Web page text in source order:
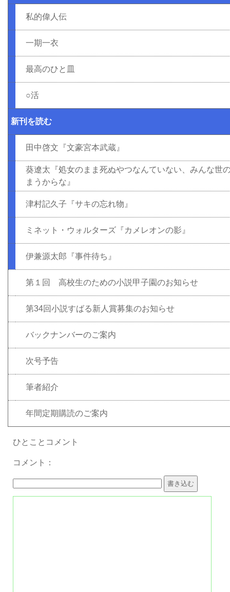
私的偉人伝
一期一衣
最高のひと皿
○活
新刊を読む
田中啓文『文豪宮本武蔵』
葵遼太『処女のまま死ぬやつなんていない、みんな世
まうからな』
津村記久子『サキの忘れ物』
ミネット・ウォルターズ『カメレオンの影』
伊兼源太郎『事件待ち』
第１回 高校生のための小説甲子園のお知らせ
第34回小説すばる新人賞募集のお知らせ
バックナンバーのご案内
次号予告
筆者紹介
年間定期購読のご案内
ひとことコメント
コメント：